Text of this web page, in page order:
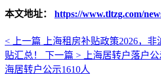
本文地址： https://www.tltzg.com/
< 上一篇
上海租房补贴政策2026，
贴汇总！ 下一篇 >
上海居转户落户
海居转户公示1610人